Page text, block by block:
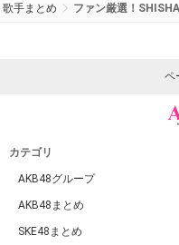
歌手まとめ ファン厳選！
ペ
カテゴリ
AKB48グループ
AKB48まとめ
SKE48まとめ